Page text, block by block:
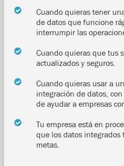
Cuando quieras tener
de datos que funcione
interrumpir las
Cuando quieras que tus
actualizados y seguros.
Cuando quieras usar a
integración de datos,
de ayudar a empresas
Tu empresa está en
que los datos integrados
metas.